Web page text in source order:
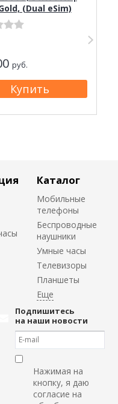
(Dual eSim)
руб.
Каталог
Мобильные
телефоны
Беспроводные
наушники
Умные часы
Телевизоры
Планшеты
Подпишитесь
на наши новости
Нажимая на
кнопку, я даю
согласие на